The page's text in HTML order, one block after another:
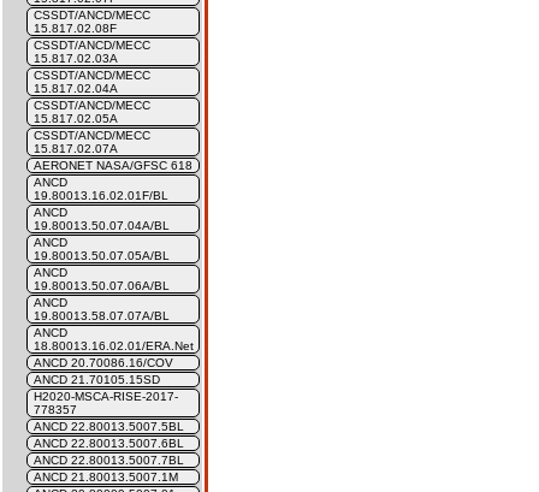
CSSDT/ANCD/MECC
15.817.02.08F
CSSDT/ANCD/MECC
15.817.02.03A
CSSDT/ANCD/MECC
15.817.02.04A
CSSDT/ANCD/MECC
15.817.02.05A
CSSDT/ANCD/MECC
15.817.02.07A
AERONET NASA/GFSC 618
ANCD
19.80013.16.02.01F/BL
ANCD
19.80013.50.07.04A/BL
ANCD
19.80013.50.07.05A/BL
ANCD
19.80013.50.07.06A/BL
ANCD
19.80013.58.07.07A/BL
ANCD
18.80013.16.02.01/ERA.Net
ANCD 20.70086.16/COV
ANCD 21.70105.15SD
H2020-MSCA-RISE-2017-
778357
ANCD 22.80013.5007.5BL
ANCD 22.80013.5007.6BL
ANCD 22.80013.5007.7BL
ANCD 21.80013.5007.1M